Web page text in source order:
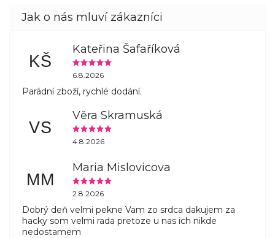
KŠ
Kateřina Šafaříková
6.8.2026
Parádní zboží, rychlé dodání.
VS
Věra Skramuská
4.8.2026
MM
Maria Mislovicova
2.8.2026
Dobrý deň velmi pekne Vam zo srdca dakujem za
hacky som velmi rada pretoze u nas ich nikde
nedostamem